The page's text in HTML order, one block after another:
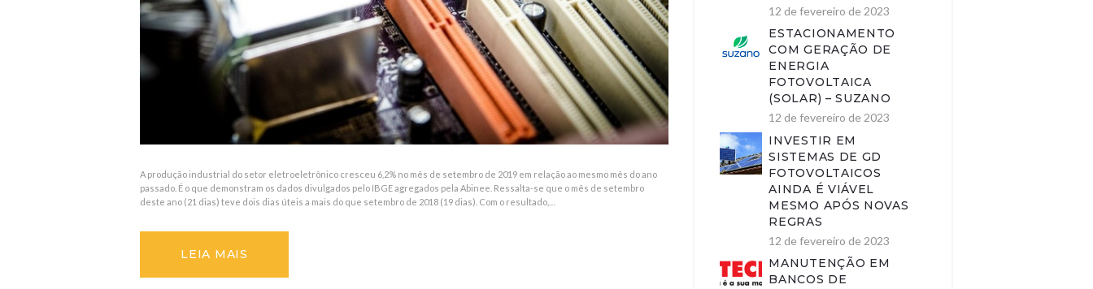
A produção industrial do setor eletroeletrônico cresceu 6,2% no mês de setembro de 2019 em relação ao mesmo mês do ano
passado. É o que demonstram os dados divulgados pelo IBGE agregados pela Abinee. Ressalta-se que o mês de setembro
deste ano (21 dias) teve dois dias úteis a mais do que setembro de 2018 (19 dias). Com o resultado,…
LEIA MAIS
12 de fevereiro de 2023
ESTACIONAMENTO
COM GERAÇÃO DE
ENERGIA
FOTOVOLTAICA
(SOLAR) – SUZANO
12 de fevereiro de 2023
INVESTIR EM
SISTEMAS DE GD
FOTOVOLTAICOS
AINDA É VIÁVEL
MESMO APÓS NOVAS
REGRAS
12 de fevereiro de 2023
MANUTENÇÃO EM
BANCOS DE